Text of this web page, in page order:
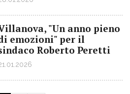
"Un anno pieno
emozioni" per il
Roberto Peretti